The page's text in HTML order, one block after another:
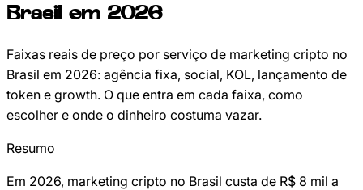
Brasil em 2026
Faixas reais de preço por serviço de marketing cripto no
Brasil em 2026: agência fixa, social, KOL, lançamento de
token e growth. O que entra em cada faixa, como
escolher e onde o dinheiro costuma vazar.
Resumo
Em 2026, marketing cripto no Brasil custa de R$ 8 mil a